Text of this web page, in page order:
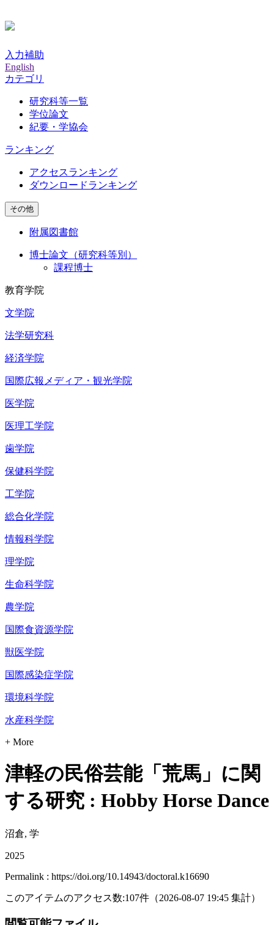
入力補助
English
カテゴリ
研究科等一覧
学位論文
紀要・学協会
ランキング
アクセスランキング
ダウンロードランキング
その他
附属図書館
博士論文（研究科等別）
課程博士
教育学院
文学院
法学研究科
経済学院
国際広報メディア・観光学院
医学院
医理工学院
歯学院
保健科学院
工学院
総合化学院
情報科学院
理学院
生命科学院
農学院
国際食資源学院
獣医学院
国際感染症学院
環境科学院
水産科学院
+ More
津軽の民俗芸能「荒馬」に関
する研究 : Hobby Horse Dance
沼倉, 学
2025
Permalink : https://doi.org/10.14943/doctoral.k16690
このアイテムのアクセス数:107件 （2026-08-07 19:45 集計）